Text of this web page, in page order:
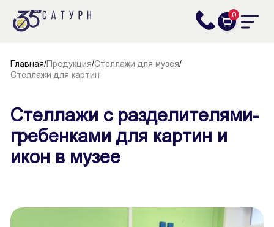
0
Главная/Продукция/Стеллажи для музея/
Стеллажи для картин
Стеллажи с разделителями-
гребенками для картин и
икон в музее